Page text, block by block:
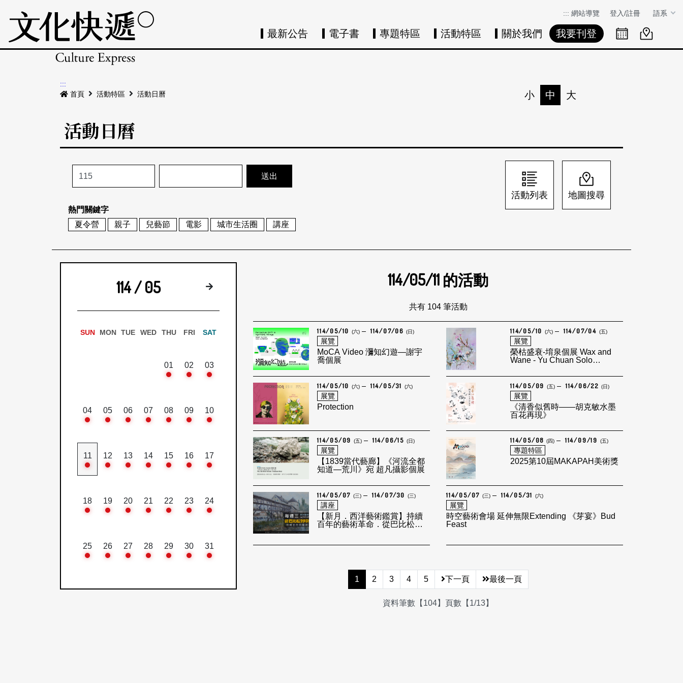
::: 網站導覽 登入/註冊 語系
最新公告 電子書 專題特區 活動特區 關於我們 我要刊登 活動日曆活動地圖
:::
首頁
活動特區 活動日曆 小 中 大
活動日曆
熱門關鍵字
夏令營
親子 兒藝節 電影 城市生活圈 講座
活動列表 地圖搜尋
114 / 05 下個月
SUN MON TUE WED THU FRI SAT
01 02 03
04 05 06 07 08 09 10
11 12 13 14 15 16 17
18 19 20 21 22 23 24
25 26 27 28 29 30 31
114/05/11 的活動
共有 104 筆活動
114/05/10 (六) 114/07/06 (日)
展覽
MoCA Video 瀰知幻遊—謝宇
喬個展
114/05/10 (六) 114/07/04 (五)
展覽
榮枯盛衰-堉泉個展 Wax and
Wane - Yu Chuan Solo
114/05/10 (六) 114/05/31 (六)
展覽
Protection
114/05/09 (五) 114/06/22 (日)
展覽
《清香似舊時——胡克敏水墨
百花再現》
114/05/09 (五) 114/06/15 (日)
展覽
【1839當代藝廊】《河流全都
知道—荒川》宛 超凡攝影個展
114/05/08 (四) 114/09/19 (五)
專題特區
2025第10屆MAKAPAH美術獎
114/05/07 (三) 114/07/30 (三)
講座
【新月．西洋藝術鑑賞】持續
百年的藝術革命．從巴比松到
114/05/07 (三) 114/05/31 (六)
展覽
時空藝術會場 延伸無限Extending 《芽宴》Bud
Feast
1 2 3 4 5 下一頁 最後一頁
資料筆數【104】頁數【1/13】